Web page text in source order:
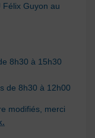
Félix Guyon au
8h30 à 15h30
de 8h30 à 12h00
modifiés, merci